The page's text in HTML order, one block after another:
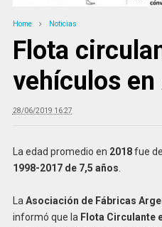
Home Noticias
Flota
vehículos
28/06/2019 16:27
La edad promedio en 2018fue
1998-2017 de 7,5 años
LaAsociación de Fábricas
informó que la Flota Circulante